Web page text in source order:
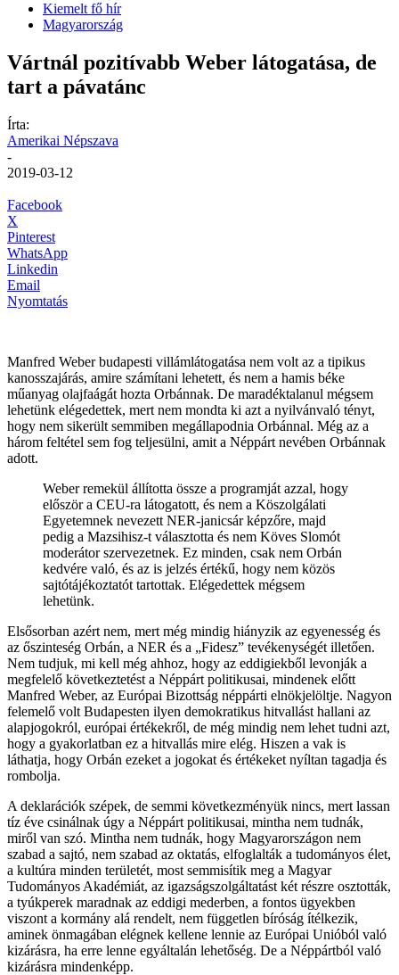
Kiemelt fő hír
Magyarország
Vártnál pozitívabb Weber látogatása, de
tart a pávatánc
Írta:
Amerikai Népszava
-
2019-03-12
Facebook
X
Pinterest
WhatsApp
Linkedin
Email
Nyomtatás
Manfred Weber budapesti villámlátogatása nem volt az a tipikus
kanosszajárás, amire számítani lehetett, és nem a hamis béke
műanyag olajfaágát hozta Orbánnak. De maradéktalanul mégsem
lehetünk elégedettek, mert nem mondta ki azt a nyilvánvaló tényt,
hogy nem sikerült semmiben megállapodnia Orbánnal. Még az a
három feltétel sem fog teljesülni, amit a Néppárt nevében Orbánnak
adott.
Weber remekül állította össze a programját azzal, hogy
először a CEU-ra látogatott, és nem a Köszolgálati
Egyetemnek nevezett NER-janicsár képzőre, majd
pedig a Mazsihisz-t választotta és nem Köves Slomót
moderátor szervezetnek. Ez minden, csak nem Orbán
kedvére való, és az is jelzés értékű, hogy nem közös
sajtótájékoztatót tartottak. Elégedettek mégsem
lehetünk.
Elsősorban azért nem, mert még mindig hiányzik az egyenesség és
az őszinteség Orbán, a NER és a „Fidesz” tevékenységét illetően.
Nem tudjuk, mi kell még ahhoz, hogy az eddigiekből levonják a
megfelelő következtetést a Néppárt politikusai, mindenek előtt
Manfred Weber, az Európai Bizottság néppárti elnökjelöltje. Nagyon
felemelő volt Budapesten ilyen demokratikus hitvallást hallani az
alapjogokról, európai értékekről, de még mindig nem lehet tudni azt,
hogy a gyakorlatban ez a hitvallás mire elég. Hiszen a vak is
láthatja, hogy Orbán ezeket a jogokat és értékeket nyíltan tagadja és
rombolja.
A deklarációk szépek, de semmi következményük nincs, mert lassan
tíz éve csinálnak úgy a Néppárt politikusai, mintha nem tudnák,
miről van szó. Mintha nem tudnák, hogy Magyarországon nem
szabad a sajtó, nem szabad az oktatás, elfoglalták a tudományos élet,
a kultúra minden területét, most semmisítik meg a Magyar
Tudományos Akadémiát, az igazságszolgáltatást két részre osztották,
a tyúkperek maradnak az eddigi mederben, a fontos ügyekben
viszont a kormány alá rendelt, nem független bíróság ítélkezik,
aminek önmagában elégnek kellene lennie az Európai Unióból való
kizárásra, ha erre lenne egyáltalán lehetőség. De a Néppártból való
kizárásra mindenképp.